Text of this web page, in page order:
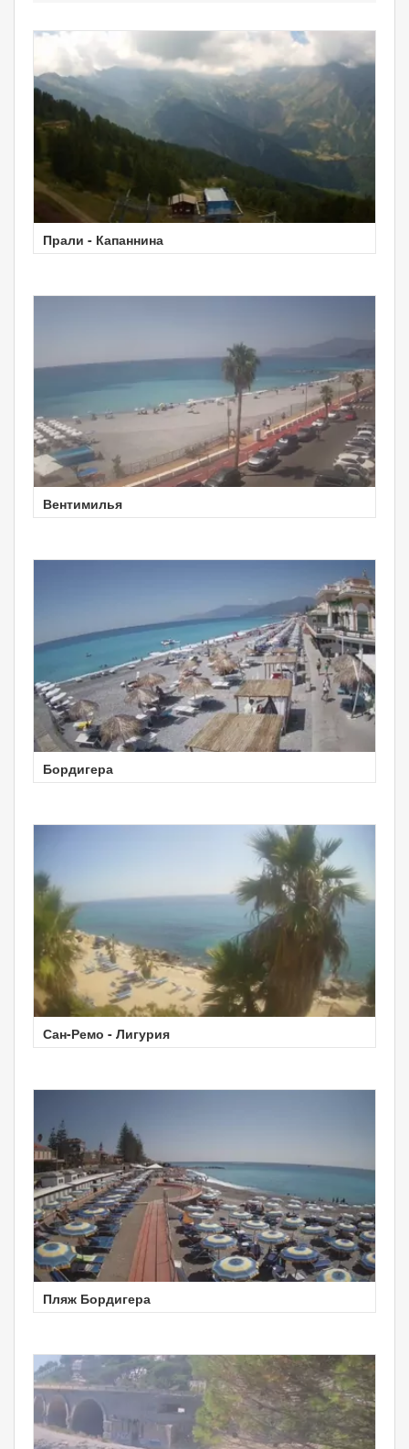
Прали - Капаннина
Вентимилья
Бордигера
Сан-Ремо - Лигурия
Пляж Бордигера